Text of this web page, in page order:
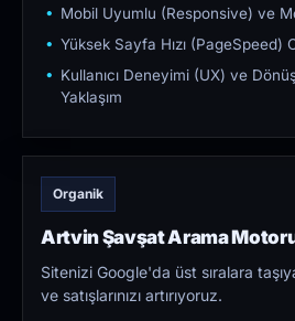
Mobil Uyumlu (Responsive) ve
Yüksek Sayfa Hızı (PageSpeed)
Kullanıcı Deneyimi (UX) ve
Yaklaşım
Organik
Artvin Şavşat Arama
Sitenizi Google'da üst sıralara
ve satışlarınızı artırıyoruz.